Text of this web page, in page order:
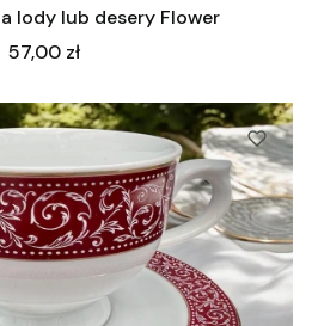
lody lub desery Flower
Cena
57,00 zł